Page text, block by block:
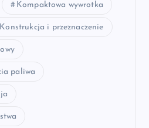
Kompaktowa wywrotka
Konstrukcja i przeznaczenie
paliwa